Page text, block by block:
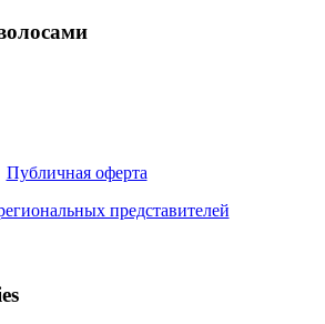
Публичная оферта
представителей